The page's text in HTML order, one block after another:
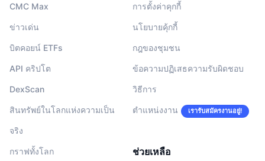
CMC Max
ข่าวเด่น
บิตคอยน์ ETFs
API คริปโต
DexScan
สินทรัพย์ในโลกแห่งความเป็น
จริง
กราฟทั้งโลก
การตั้งค่าคุกกี้
นโยบายคุ้กกี้
กฎของชุมชน
ข้อความปฏิเสธความรับผิดชอบ
วิธีการ
ตำแหน่งงาน เรารับสมัครงานอยู่!
ช่วยเหลือ